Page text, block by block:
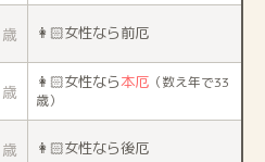
歳 👩🏻女性なら前厄
歳 👩🏻女性なら本厄（数え年で33
歳）
歳 👩🏻女性なら後厄